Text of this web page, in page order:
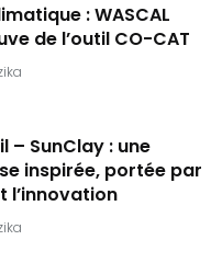
: WASCAL
de l’outil CO-CAT
– SunClay : une
inspirée, portée par
l’innovation